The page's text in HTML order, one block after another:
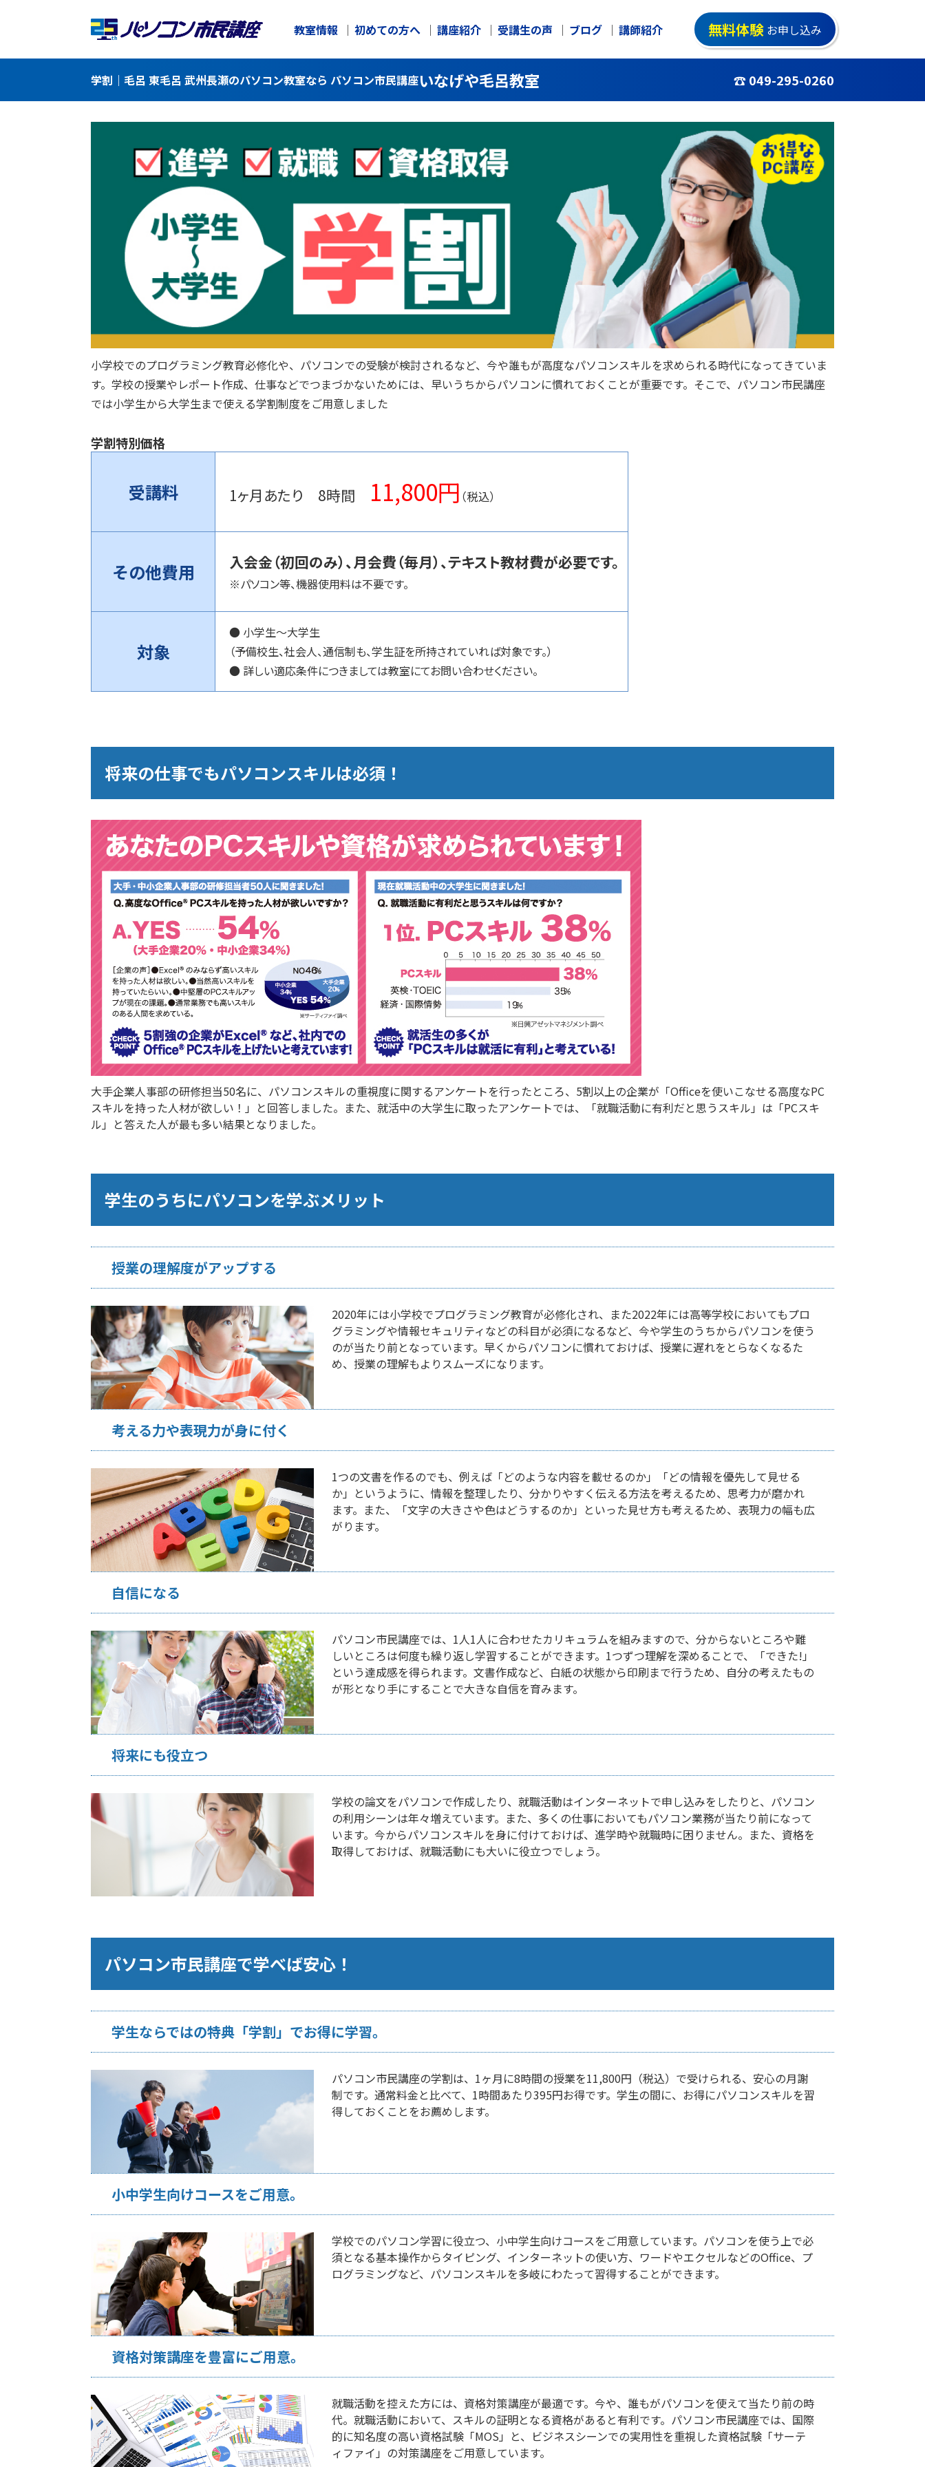
教室情報 初めての方へ 講座紹介 受講生の声 ブログ 講師紹介 無料体験 お申し込み
学割｜毛呂 東毛呂 武州長瀬のパソコン教室なら パソコン市民講座いなげや毛呂教室 ☎ 049-295-0260
小学校でのプログラミング教育必修化や、パソコンでの受験が検討されるなど、今や誰もが高度なパソコンスキルを求められる時代になってきていま
す。学校の授業やレポート作成、仕事などでつまづかないためには、早いうちからパソコンに慣れておくことが重要です。そこで、パソコン市民講座
では小学生から大学生まで使える学割制度をご用意しました
学割特別価格
受講料 1ヶ月あたり 8時間 11,800円 （税込）
その他費用 入会金（初回のみ）、月会費（毎月）、テキスト教材費が必要です。
※パソコン等、機器使用料は不要です。
対象
● 小学生～大学生
（予備校生、社会人、通信制も、学生証を所持されていれば対象です。）
● 詳しい適応条件につきましては教室にてお問い合わせください。
将来の仕事でもパソコンスキルは必須！
大手企業人事部の研修担当50名に、パソコンスキルの重視度に関するアンケートを行ったところ、5割以上の企業が「Officeを使いこなせる高度なPC
スキルを持った人材が欲しい！」と回答しました。また、就活中の大学生に取ったアンケートでは、「就職活動に有利だと思うスキル」は「PCスキ
ル」と答えた人が最も多い結果となりました。
学生のうちにパソコンを学ぶメリット
授業の理解度がアップする
2020年には小学校でプログラミング教育が必修化され、また2022年には高等学校においてもプロ
グラミングや情報セキュリティなどの科目が必須になるなど、今や学生のうちからパソコンを使う
のが当たり前となっています。早くからパソコンに慣れておけば、授業に遅れをとらなくなるた
め、授業の理解もよりスムーズになります。
考える力や表現力が身に付く
1つの文書を作るのでも、例えば「どのような内容を載せるのか」「どの情報を優先して見せる
か」というように、情報を整理したり、分かりやすく伝える方法を考えるため、思考力が磨かれ
ます。また、「文字の大きさや色はどうするのか」といった見せ方も考えるため、表現力の幅も広
がります。
自信になる
パソコン市民講座では、1人1人に合わせたカリキュラムを組みますので、分からないところや難
しいところは何度も繰り返し学習することができます。1つずつ理解を深めることで、「できた!」
という達成感を得られます。文書作成など、白紙の状態から印刷まで行うため、自分の考えたもの
が形となり手にすることで大きな自信を育みます。
将来にも役立つ
学校の論文をパソコンで作成したり、就職活動はインターネットで申し込みをしたりと、パソコン
の利用シーンは年々増えています。また、多くの仕事においてもパソコン業務が当たり前になって
います。今からパソコンスキルを身に付けておけば、進学時や就職時に困りません。また、資格を
取得しておけば、就職活動にも大いに役立つでしょう。
パソコン市民講座で学べば安心！
学生ならではの特典「学割」でお得に学習。
パソコン市民講座の学割は、1ヶ月に8時間の授業を11,800円（税込）で受けられる、安心の月謝
制です。通常料金と比べて、1時間あたり395円お得です。学生の間に、お得にパソコンスキルを習
得しておくことをお薦めします。
小中学生向けコースをご用意。
学校でのパソコン学習に役立つ、小中学生向けコースをご用意しています。パソコンを使う上で必
須となる基本操作からタイピング、インターネットの使い方、ワードやエクセルなどのOffice、プ
ログラミングなど、パソコンスキルを多岐にわたって習得することができます。
資格対策講座を豊富にご用意。
就職活動を控えた方には、資格対策講座が最適です。今や、誰もがパソコンを使えて当たり前の時
代。就職活動において、スキルの証明となる資格があると有利です。パソコン市民講座では、国際
的に知名度の高い資格試験「MOS」と、ビジネスシーンでの実用性を重視した資格試験「サーテ
ィファイ」の対策講座をご用意しています。